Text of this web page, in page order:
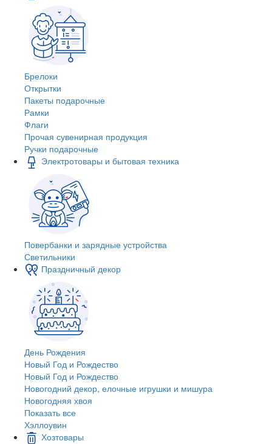
Брелоки
Открытки
Пакеты подарочные
Рамки
Флаги
Прочая сувенирная продукция
Ручки подарочные
Электротовары и бытовая техника
Повербанки и зарядные устройства
Светильники
Праздничный декор
День Рождения
Новый Год и Рождество
Новый Год и Рождество
Новогодний декор, елочные игрушки и мишура
Новогодняя хвоя
Показать все
Хэллоувин
Хозтовары